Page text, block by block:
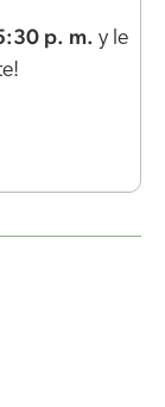
p. m. y le